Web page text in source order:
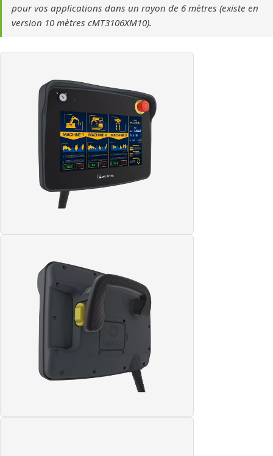
pour vos applications dans un rayon de 6 mètres (existe en
version 10 mètres cMT3106XM10).